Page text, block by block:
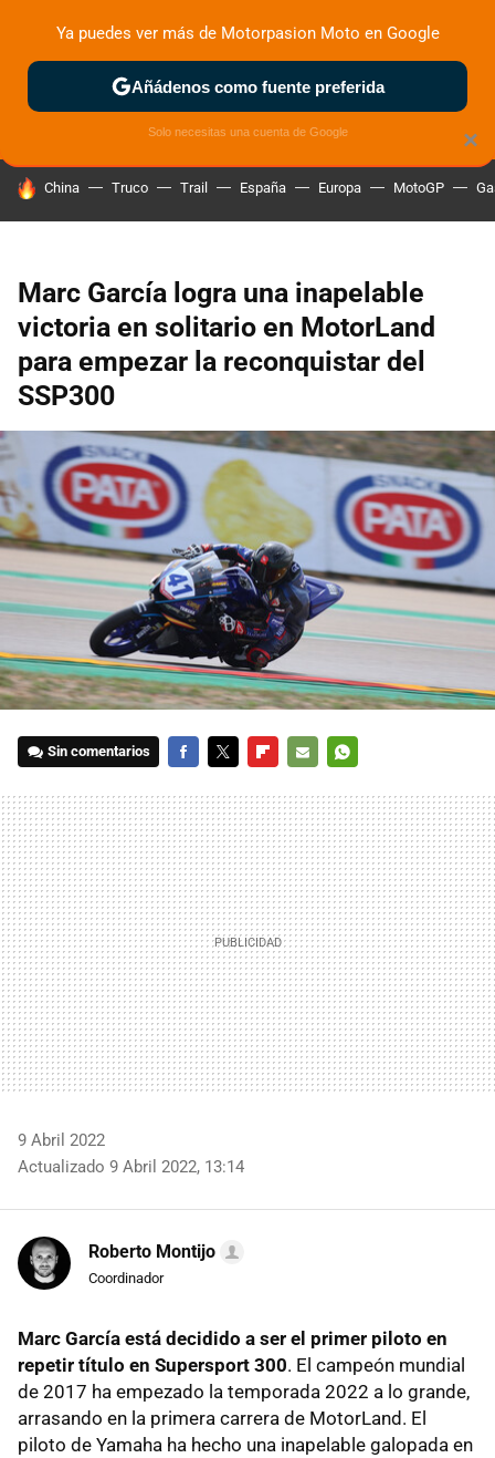
ZONA DE PRUEBAS DEPORTIVAS MOTOS ELÉCTRICAS
HOY SE HABLA DE
China Truco Trail España Europa MotoGP
Marc García logra una inapelable
victoria en solitario en MotorLand
para empezar la reconquistar del
SSP300
Sin comentarios
MAIL
9 Abril 2022
Actualizado 9 Abril 2022, 13:14
Roberto Montijo
Coordinador
Marc García está decidido a ser el primer piloto en
repetir título en Supersport 300. El campeón mundial
de 2017 ha empezado la temporada 2022 a lo grande,
arrasando en la primera carrera de MotorLand. El
piloto de Yamaha ha hecho una inapelable galopada en
×
Ya puedes ver más de Motorpasion Moto en Google
Añádenos como fuente preferida
Solo necesitas una cuenta de Google